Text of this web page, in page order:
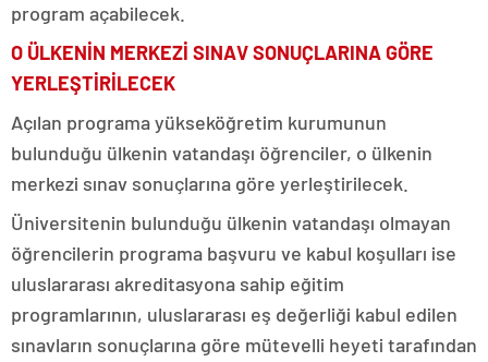
program açabilecek.
O ÜLKENİN MERKEZİ SINAV SONUÇLARINA GÖRE
YERLEŞTİRİLECEK
Açılan programa yükseköğretim kurumunun
bulunduğu ülkenin vatandaşı öğrenciler, o ülkenin
merkezi sınav sonuçlarına göre yerleştirilecek.
Üniversitenin bulunduğu ülkenin vatandaşı olmayan
öğrencilerin programa başvuru ve kabul koşulları ise
uluslararası akreditasyona sahip eğitim
programlarının, uluslararası eş değerliği kabul edilen
sınavların sonuçlarına göre mütevelli heyeti tarafından